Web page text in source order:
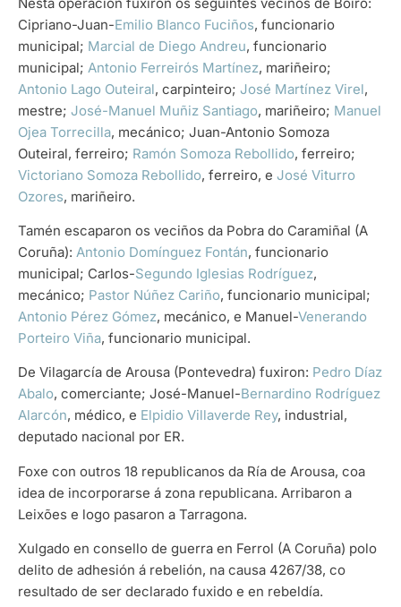
Cipriano-Juan-Emilio Blanco Fuciños, funcionario
municipal; Marcial de Diego Andreu, funcionario
municipal; Antonio Ferreirós Martínez, mariñeiro;
Antonio Lago Outeiral, carpinteiro; José Martínez Virel,
mestre; José-Manuel Muñiz Santiago, mariñeiro; Manuel
Ojea Torrecilla, mecánico; Juan-Antonio Somoza
Outeiral, ferreiro; Ramón Somoza Rebollido, ferreiro;
Victoriano Somoza Rebollido, ferreiro, e José Viturro
Ozores, mariñeiro.
Tamén escaparon os veciños da Pobra do Caramiñal (A
Coruña): Antonio Domínguez Fontán, funcionario
municipal; Carlos-Segundo Iglesias Rodríguez,
mecánico; Pastor Núñez Cariño, funcionario municipal;
Antonio Pérez Gómez, mecánico, e Manuel-Venerando
Porteiro Viña, funcionario municipal.
De Vilagarcía de Arousa (Pontevedra) fuxiron: Pedro Díaz
Abalo, comerciante; José-Manuel-Bernardino Rodríguez
Alarcón, médico, e Elpidio Villaverde Rey, industrial,
deputado nacional por ER.
Foxe con outros 18 republicanos da Ría de Arousa, coa
idea de incorporarse á zona republicana. Arribaron a
Leixões e logo pasaron a Tarragona.
Xulgado en consello de guerra en Ferrol (A Coruña) polo
delito de adhesión á rebelión, na causa 4267/38, co
resultado de ser declarado fuxido e en rebeldía.